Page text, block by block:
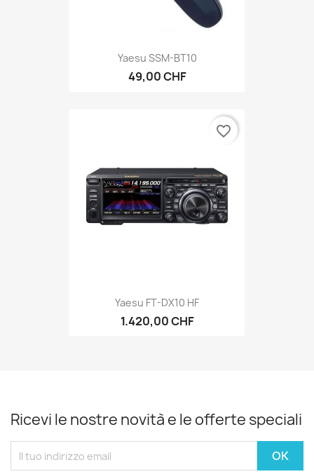
Yaesu SSM-BT10
49,00 CHF
Yaesu FT-DX10 HF
1.420,00 CHF
favorite_border
Ricevi le nostre novità e le offerte speciali